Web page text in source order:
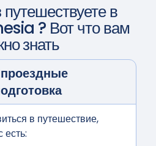
в
? Вот что вам
знать
в путешествие,
есть: